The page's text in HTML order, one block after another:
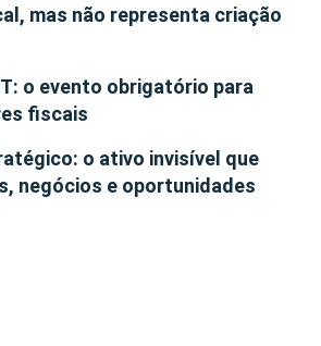
mas não representa criação
o evento obrigatório para
fiscais
o ativo invisível que
negócios e oportunidades